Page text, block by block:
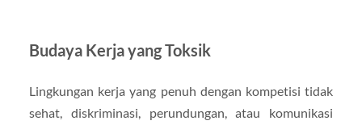
Budaya Kerja yang Toksik
Lingkungan kerja yang penuh dengan kompetisi tidak
sehat, diskriminasi, perundungan, atau komunikasi